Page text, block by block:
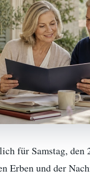
für Samstag, den
Erben und der